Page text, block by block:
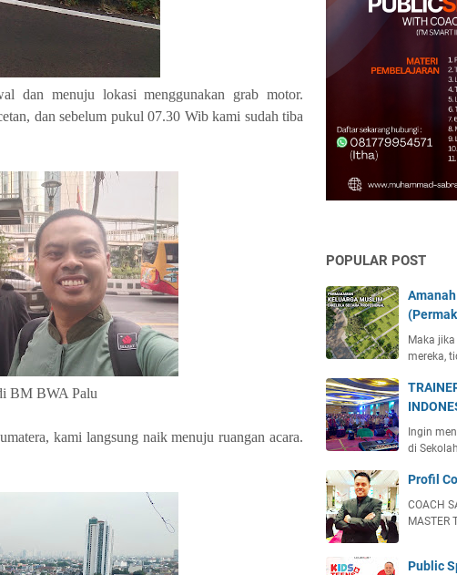
dan menuju lokasi menggunakan grab motor.
dan sebelum pukul 07.30 Wib kami sudah tiba
BM BWA Palu
kami langsung naik menuju ruangan acara.
POPULAR POST
Maka
mereka,
Ingin
di
Profil
COACH
MASTER
Public